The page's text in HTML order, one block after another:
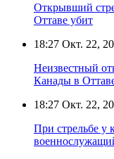
Открывший
Оттаве убит
18:27 Окт. 22,
Неизвестный
Канады в
18:27 Окт. 22,
При стрельбе у